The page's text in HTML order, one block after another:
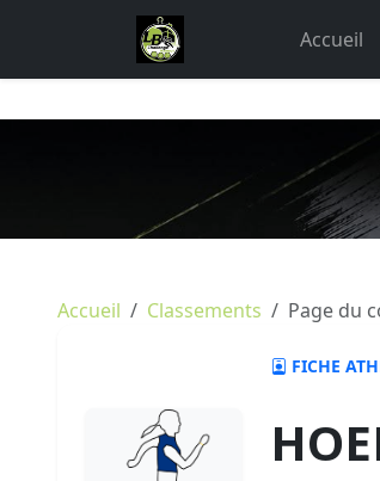
Accueil
Accueil Classements Page du
FICHE